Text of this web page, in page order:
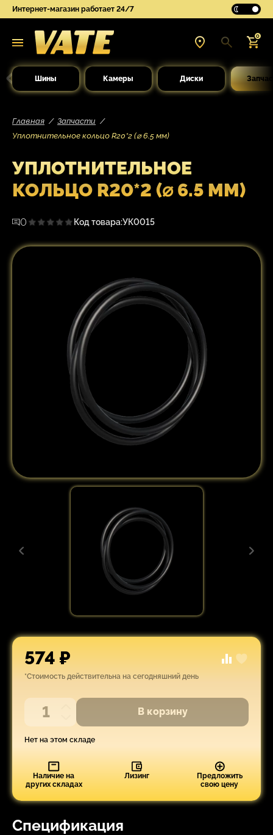
Интернет-магазин работает 24/7
0
Шины Камеры Диски
Главная
Запчасти
Уплотнительное кольцо R20*2 (⌀ 6.5 мм)
УПЛОТНИТЕЛЬНОЕ
КОЛЬЦО R20*2 (⌀ 6.5 ММ)
0 Код товара:УК0015
Спецификация
574 ₽
*Стоимость действительна на сегодняшний день
В корзину
Нет на этом складе
Наличие на
других складах
Лизинг
Предложить
свою цену